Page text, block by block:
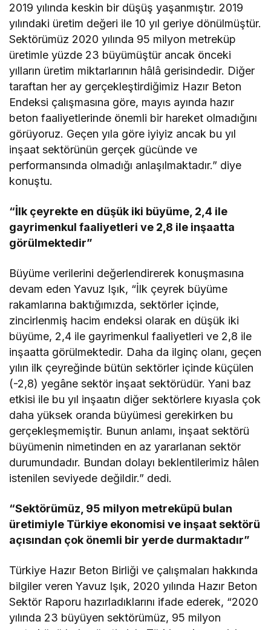
2019 yılında keskin bir düşüş yaşanmıştır. 2019
yılındaki üretim değeri ile 10 yıl geriye dönülmüştür.
Sektörümüz 2020 yılında 95 milyon metreküp
üretimle yüzde 23 büyümüştür ancak önceki
yılların üretim miktarlarının hâlâ gerisindedir. Diğer
taraftan her ay gerçekleştirdiğimiz Hazır Beton
Endeksi çalışmasına göre, mayıs ayında hazır
beton faaliyetlerinde önemli bir hareket olmadığını
görüyoruz. Geçen yıla göre iyiyiz ancak bu yıl
inşaat sektörünün gerçek gücünde ve
performansında olmadığı anlaşılmaktadır.” diye
konuştu.
“İlk çeyrekte en düşük iki büyüme, 2,4 ile
gayrimenkul faaliyetleri ve 2,8 ile inşaatta
görülmektedir”
Büyüme verilerini değerlendirerek konuşmasına
devam eden Yavuz Işık, “İlk çeyrek büyüme
rakamlarına baktığımızda, sektörler içinde,
zincirlenmiş hacim endeksi olarak en düşük iki
büyüme, 2,4 ile gayrimenkul faaliyetleri ve 2,8 ile
inşaatta görülmektedir. Daha da ilginç olanı, geçen
yılın ilk çeyreğinde bütün sektörler içinde küçülen
(-2,8) yegâne sektör inşaat sektörüdür. Yani baz
etkisi ile bu yıl inşaatın diğer sektörlere kıyasla çok
daha yüksek oranda büyümesi gerekirken bu
gerçekleşmemiştir. Bunun anlamı, inşaat sektörü
büyümenin nimetinden en az yararlanan sektör
durumundadır. Bundan dolayı beklentilerimiz hâlen
istenilen seviyede değildir.” dedi.
“Sektörümüz, 95 milyon metreküpü bulan
üretimiyle Türkiye ekonomisi ve inşaat sektörü
açısından çok önemli bir yerde durmaktadır”
Türkiye Hazır Beton Birliği ve çalışmaları hakkında
bilgiler veren Yavuz Işık, 2020 yılında Hazır Beton
Sektör Raporu hazırladıklarını ifade ederek, “2020
yılında 23 büyüyen sektörümüz, 95 milyon